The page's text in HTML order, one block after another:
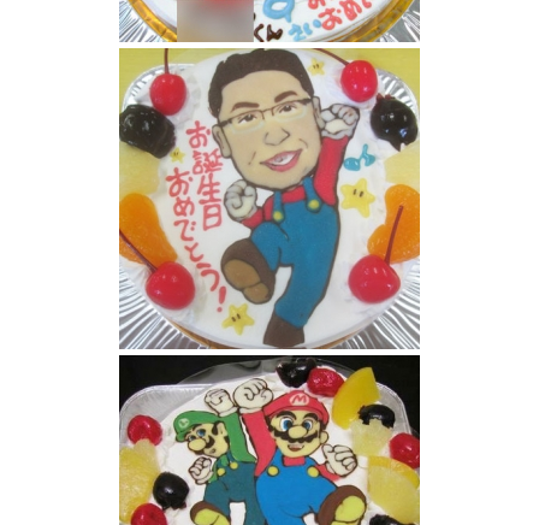
似顔絵とスーパーマリオのケーキ
似顔絵ケーキマリオ風